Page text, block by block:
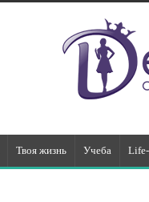
Твоя жизнь Учеба